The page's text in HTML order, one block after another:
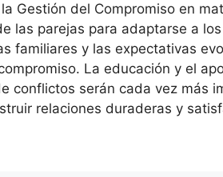
Gestión del Compromiso en
las parejas para adaptarse a
familiares y las expectativas
La educación y el
conflictos serán cada vez más
relaciones duraderas y